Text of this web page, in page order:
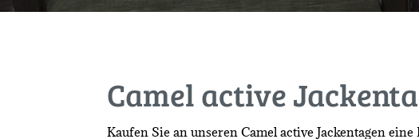
Camel active
Kaufen Sie an unseren Camel active Jackentagen